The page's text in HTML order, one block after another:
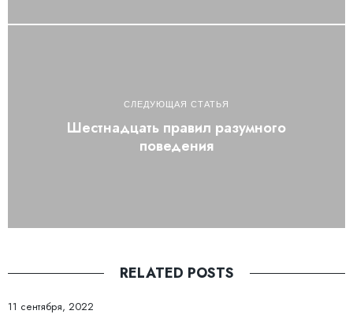
СЛЕДУЮЩАЯ СТАТЬЯ
Шестнадцать правил разумного
поведения
RELATED POSTS
11 сентября, 2022